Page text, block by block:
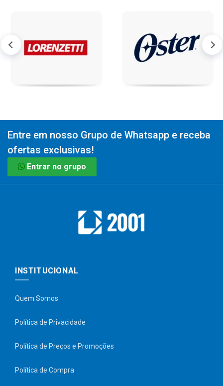
Entre em nosso Grupo de Whatsapp e receba
ofertas exclusivas!
Entrar no grupo
INSTITUCIONAL
Quem Somos
Política de Privacidade
Política de Preços e Promoções
Política de Compra